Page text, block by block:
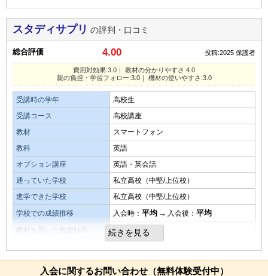
が良い。
良いところや要望
良い点は、好きな時間にスマートフォンで講座動画が見られ
るところ。改善点として、親に子供の習熟度がわかる通知で
もあれば良いと思う。
その他気づいたこと、感じたこと
子供本人は、気軽に動画視聴で勉強できるので、取り組みや
すいと言っていて、子供に合ったシステムなのは良い。
総合評価
取り組みやすいが、動画視聴なので、受け身学習になり、漫
然と動画を見て満足してしまい、成績が伸びるかはなんとも
いえないのが悩む。
易しい 平均 難しい
スポーツと両立できます。
目的を果たせたか
子供が自分で勉強を計画的に始めました。
成績もアップして本人も自信に繋がった。
オプション講座の満足度
周りでやっている人がまだあまりいないので共有できないの
は寂しいです。
親の負担・学習フォローの仕組み
特にフォローをしなくても、本人がコツコツやるので助かり
ました。
タブレットなど機材の使いやすさ・操作性
タブレット操作は慣れたもので特に問題なく良かったです。
費用対効果
費用対効果は五分五分だと思います。子供がいかに利用して
理解出来るようになれるかを考えると微妙な
所です。
教材・授業動画の質・分かりやすさ
多分、教材などは問題無いと思いますが、学ぶ本人の努力が
足りないため、学んだ事を覚えていない事が多い。
教材・授業動画の難易度
教材の難易度は普通だと思いますが、子供にとっては理解し
がたい所もあるのだと思います。
演習問題の量
問題の量は普通だと思います。子供も考える時間を考慮した
ら、このくらいの量が良いと思います。
目的を果たせたか
スタディサプリ の評判・口コミ
総合評価 4.00 投稿:2025 保護者
費用対効果:3.0｜ 教材の分かりやすさ:4.0
親の負担・学習フォロー:3.0｜ 機材の使いやすさ:3.0
受講時の学年
高校生
受講コース
高校講座
教材
スマートフォン
教科
英語
オプション講座
英語・英会話
通っていた学校
私立高校（中堅/上位校）
進学できた学校
私立高校（中堅/上位校）
学校での成績推移
入会時： 平均 → 入会後： 平均
教材を用いた勉強時間
2.0時間
目的
受験対策(大学受験)
続きを見る
入会に関するお問い合わせ（無料体験受付中）